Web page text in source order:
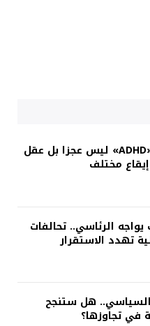
خالد رغدان: «ADHD» ليس عجزا بل عقل
مختلف
الرئاسي.. تحالفات
تهدد الاستقرار
السياسي.. هل ستنجح
في تجاوزها؟